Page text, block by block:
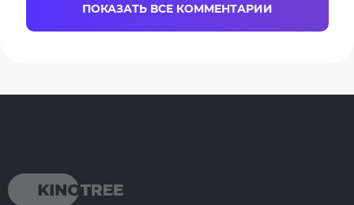
ПОКАЗАТЬ ВСЕ КОММЕНТАРИИ